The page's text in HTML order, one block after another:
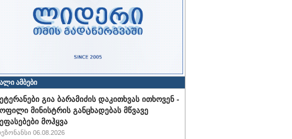
ამბები
გია ბარამიძის დაკითხვას ითხოვენ -
მინისტრის განცხადებას მწვავე
მოჰყვა
06.08.2026